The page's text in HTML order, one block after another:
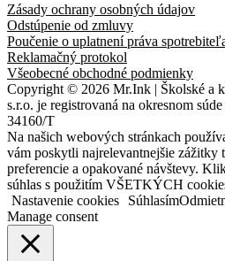
Zásady ochrany osobných údajov
Odstúpenie od zmluvy
Poučenie o uplatnení práva
Reklamačný protokol
Všeobecné obchodné podmienky
Copyright © 2026 Mr.Ink | Školské a
s.r.o. je registrovaná na okresnom
34160/T
Na našich webových stránkach
vám poskytli najrelevantnejšie zážitky
preferencie a opakované návštevy.
súhlas s použitím VŠETKÝCH
Nastavenie cookies
Súhlasím
Manage consent